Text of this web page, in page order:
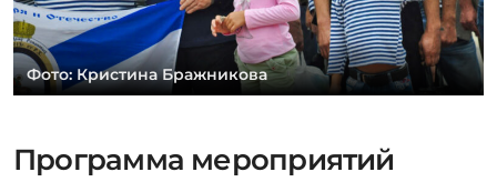
Фото: Кристина Бражникова
Программа мероприятий